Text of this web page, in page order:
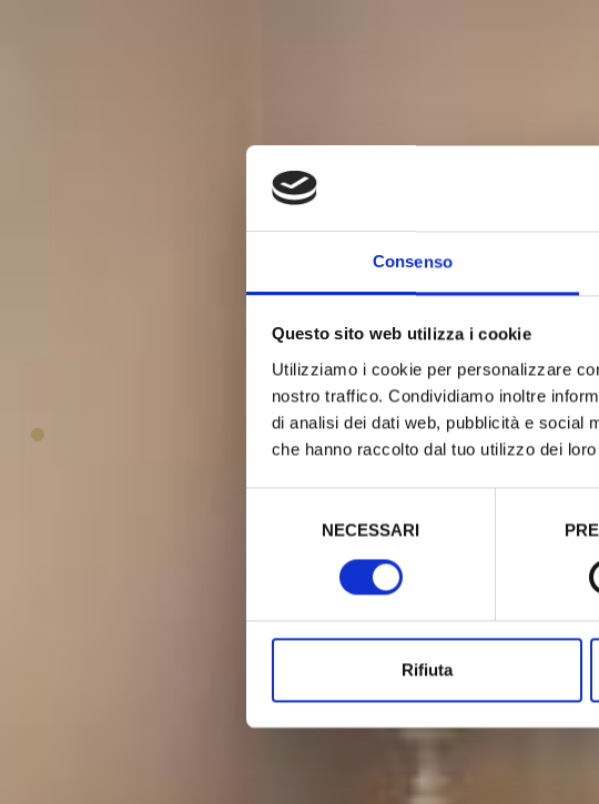
Consenso
Questo sito web utilizza i cookie
Utilizziamo i cookie per personalizzare
nostro traffico. Condividiamo inoltre
di analisi dei dati web, pubblicità e social
che hanno raccolto dal tuo utilizzo dei
NECESSARI
Rifiuta
Classic